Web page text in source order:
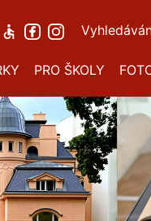
PRO ŠKOLY